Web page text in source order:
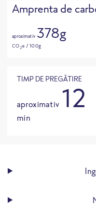
TIMP DE PREGĂTIRE
aproximativ 12
min
Amprenta de
aproximativ 378g
CO2e / 100g